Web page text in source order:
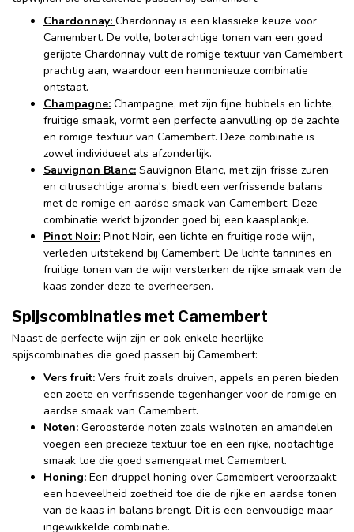
Chardonnay: Chardonnay is een klassieke keuze voor
Camembert. De volle, boterachtige tonen van een goed
gerijpte Chardonnay vult de romige textuur van Camembert
prachtig aan, waardoor een harmonieuze combinatie
ontstaat.
Champagne: Champagne, met zijn fijne bubbels en lichte,
fruitige smaak, vormt een perfecte aanvulling op de zachte
en romige textuur van Camembert. Deze combinatie is
zowel individueel als afzonderlijk.
Sauvignon Blanc: Sauvignon Blanc, met zijn frisse zuren
en citrusachtige aroma's, biedt een verfrissende balans
met de romige en aardse smaak van Camembert. Deze
combinatie werkt bijzonder goed bij een kaasplankje.
Pinot Noir: Pinot Noir, een lichte en fruitige rode wijn,
verleden uitstekend bij Camembert. De lichte tannines en
fruitige tonen van de wijn versterken de rijke smaak van de
kaas zonder deze te overheersen.
Spijscombinaties met Camembert
Naast de perfecte wijn zijn er ook enkele heerlijke
spijscombinaties die goed passen bij Camembert:
Vers fruit: Vers fruit zoals druiven, appels en peren bieden
een zoete en verfrissende tegenhanger voor de romige en
aardse smaak van Camembert.
Noten: Geroosterde noten zoals walnoten en amandelen
voegen een precieze textuur toe en een rijke, nootachtige
smaak toe die goed samengaat met Camembert.
Honing: Een druppel honing over Camembert veroorzaakt
een hoeveelheid zoetheid toe die de rijke en aardse tonen
van de kaas in balans brengt. Dit is een eenvoudige maar
ingewikkelde combinatie.